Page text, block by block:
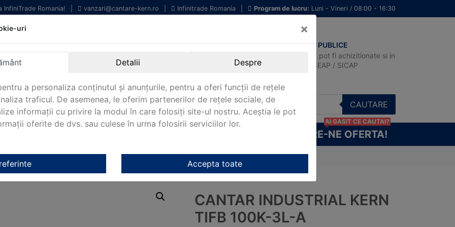
InfiniTrade Romania! vanzari@cantare-kern.ro Infinitrade Romania Program de lucru: Luni - Vineri / 08:00 - 16:30
profesionale
laborator.
Internationala.
Oriunde in Romania.
ACHIZITII PUBLICE
Produsele pot fi achizitionate si in
sistemul SEAP / SICAP
CAUTARE
CERE-NE OFERTA!
AI GASIT CE CAUTAI?
Kern/Platforme de cantarire Kern/ Cantar industrial Kern TIFB 100K-3L-A
CANTAR INDUSTRIAL KERN
TIFB 100K-3L-A
uri ×
Detalii Despre
a personaliza conținutul și anunțurile, pentru a oferi funcții de rețele
traficul. De asemenea, le oferim partenerilor de rețele sociale, de
informații cu privire la modul în care folosiți site-ul nostru. Aceștia le pot
oferite de dvs. sau culese în urma folosirii serviciilor lor.
Accepta toate